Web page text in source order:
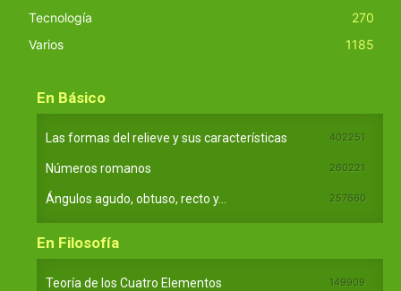
Tecnología
270
Varios
1185
En Básico
Las formas del relieve y sus características 402251
Números romanos 260221
Ángulos agudo, obtuso, recto y... 257660
En Filosofía
Teoría de los Cuatro Elementos 149909